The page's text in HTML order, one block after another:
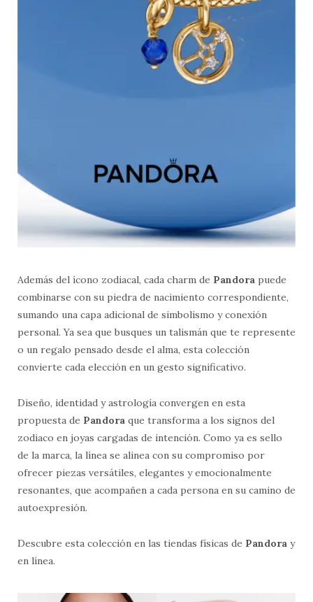
Además del ícono zodiacal, cada charm de Pandora puede
combinarse con su piedra de nacimiento correspondiente,
sumando una capa adicional de simbolismo y conexión
personal. Ya sea que busques un talismán que te represente
o un regalo pensado desde el alma, esta colección
convierte cada elección en un gesto significativo.
Diseño, identidad y astrología convergen en esta
propuesta de Pandora que transforma a los signos del
zodiaco en joyas cargadas de intención. Como ya es sello
de la marca, la línea se alinea con su compromiso por
ofrecer piezas versátiles, elegantes y emocionalmente
resonantes, que acompañen a cada persona en su camino de
autoexpresión.
Descubre esta colección en las tiendas físicas de Pandora y
en línea.